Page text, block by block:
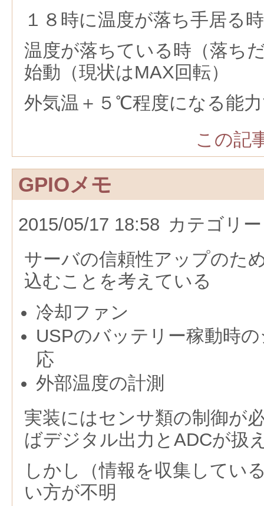
１８時に温度が落ち手居る
温度が落ちている時（落ち
始動（現状はMAX回転）
外気温＋５℃程度になる能
この記
GPIOメモ
2015/05/17 18:58 カテゴリ
サーバの信頼性アップのた
込むことを考えている
冷却ファン
USPのバッテリー稼動時
応
外部温度の計測
実装にはセンサ類の制御が
ばデジタル出力とADCが扱
しかし（情報を収集してい
い方が不明